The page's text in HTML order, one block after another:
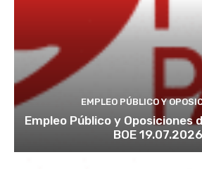
EMPLEO PÚBLICO Y
Empleo Público y Oposiciones
BOE 19.07.2026